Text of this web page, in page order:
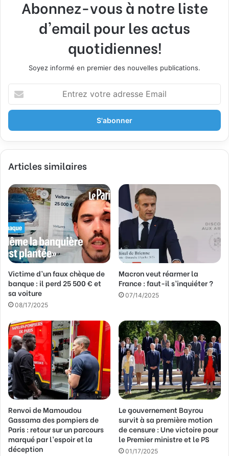
Abonnez-vous à notre liste
d'email pour les actus
quotidiennes!
Soyez informé en premier des nouvelles publications.
t
e
z
o
r
e
d
r
e
s
s
e
E
m
a
l
Articles similaires
Victime d’un faux chèque de
banque : il perd 25 500 € et
sa voiture
08/17/2025
Macron veut réarmer la
France : faut-il s’inquiéter ?
07/14/2025
Renvoi de Mamoudou
Gassama des pompiers de
Paris : retour sur un parcours
marqué par l’espoir et la
déception
Le gouvernement Bayrou
survit à sa première motion
de censure : Une victoire pour
le Premier ministre et le PS
01/17/2025